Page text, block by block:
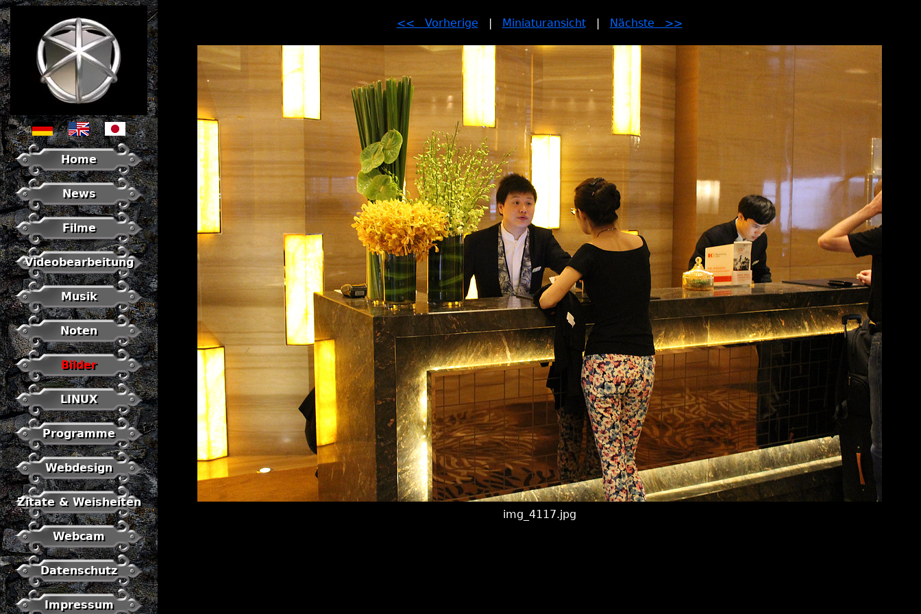
Home
News
Filme
Videobearbeitung
Musik
Noten
Bilder
LINUX
Programme
Webdesign
Zitate & Weisheiten
Webcam
Datenschutz
Impressum
<< Vorherige | Miniaturansicht| Nächste >>
img_4117.jpg